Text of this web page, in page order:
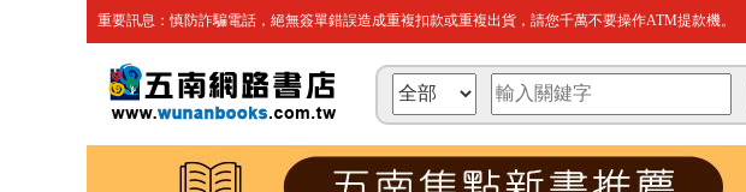
重要訊息：慎防詐騙電話，絕無簽單錯誤造成重複扣款或重複出貨，請您千萬不要操作ATM提款機。